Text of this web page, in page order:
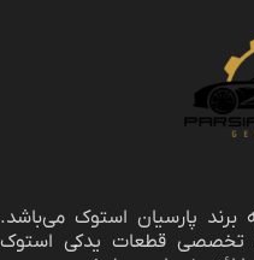
پارسیان استوک می‌باشد.
تخصصی قطعات یدکی استوک